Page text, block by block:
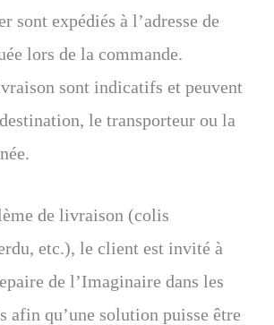
sont expédiés à l’adresse de
lors de la commande.
sont indicatifs et peuvent
le transporteur ou la
de livraison (colis
etc.), le client est invité à
de l’Imaginaire dans les
afin qu’une solution puisse être